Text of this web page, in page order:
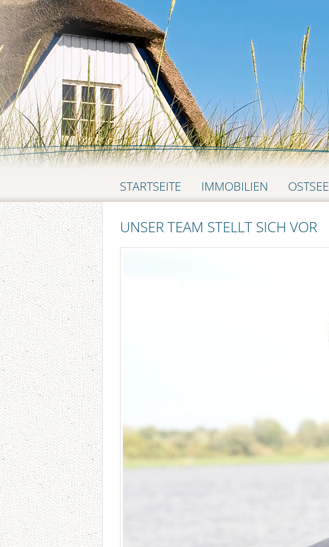
NAVIGATION
ÜBERSPRINGEN
STARTSEITE IMMOBILIEN OSTSEE
UNSER TEAM STELLT SICH VOR